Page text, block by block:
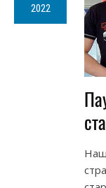
2022